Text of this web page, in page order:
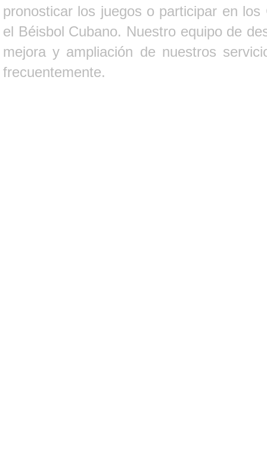
pronosticar los juegos o participar en
el Béisbol Cubano. Nuestro equipo de
mejora y ampliación de nuestros
frecuentemente.